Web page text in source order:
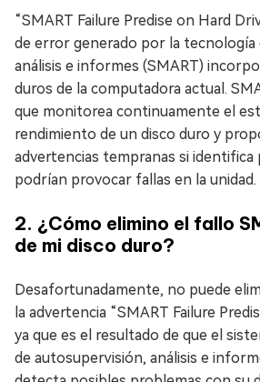
“SMART Failure Predise on Hard
de error generado por la tecnología
análisis e informes (SMART)
duros de la computadora actual.
que monitorea continuamente el
rendimiento de un disco duro y
advertencias tempranas si identifica
podrían provocar fallas en la unidad.
2. ¿Cómo elimino el fallo
de mi disco duro?
Desafortunadamente, no puede
la advertencia “SMART Failure
ya que es el resultado de que el
de autosupervisión, análisis e